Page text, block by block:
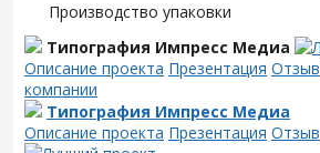
Производство упаковки
Типография Импресс Медиа
Описание проекта Презентация Отзыв
компании
Типография Импресс Медиа
Описание проекта Презентация Отзыв